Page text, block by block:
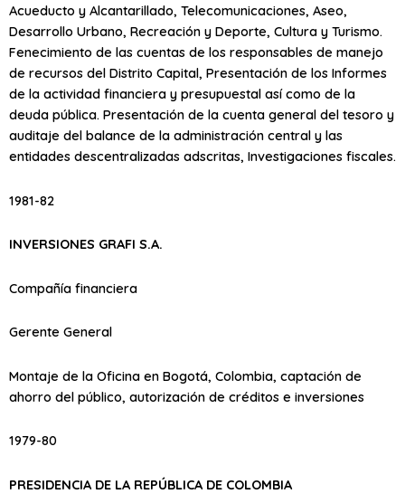
Acueducto y Alcantarillado, Telecomunicaciones, Aseo,
Desarrollo Urbano, Recreación y Deporte, Cultura y Turismo.
Fenecimiento de las cuentas de los responsables de manejo
de recursos del Distrito Capital, Presentación de los Informes
de la actividad financiera y presupuestal así como de la
deuda pública. Presentación de la cuenta general del tesoro y
auditaje del balance de la administración central y las
entidades descentralizadas adscritas, Investigaciones fiscales.
1981-82
INVERSIONES GRAFI S.A.
Compañía financiera
Gerente General
Montaje de la Oficina en Bogotá, Colombia, captación de
ahorro del público, autorización de créditos e inversiones
1979-80
PRESIDENCIA DE LA REPÚBLICA DE COLOMBIA